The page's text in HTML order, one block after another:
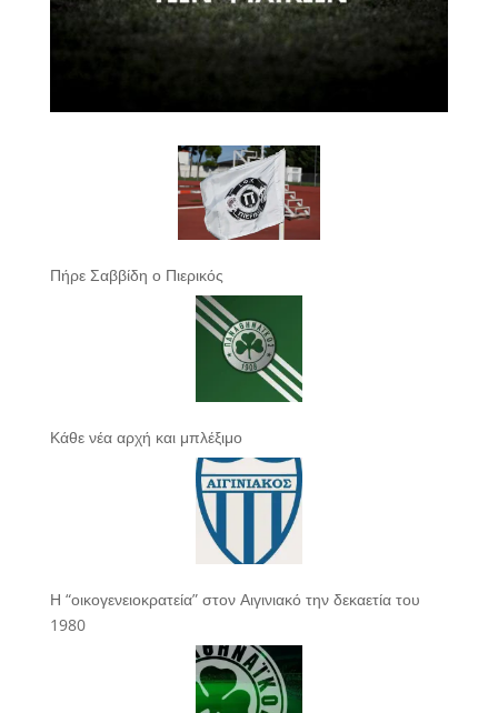
Πήρε Σαββίδη ο Πιερικός
Κάθε νέα αρχή και μπλέξιμο
Η “οικογενειοκρατεία” στον Αιγινιακό την δεκαετία του
1980